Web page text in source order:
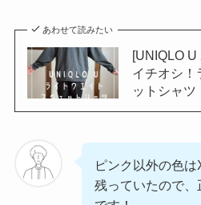
あわせて読みたい
[UNIQLO U
イチオシ！
ットシャツ
ピンク以外の色
残っていたので、